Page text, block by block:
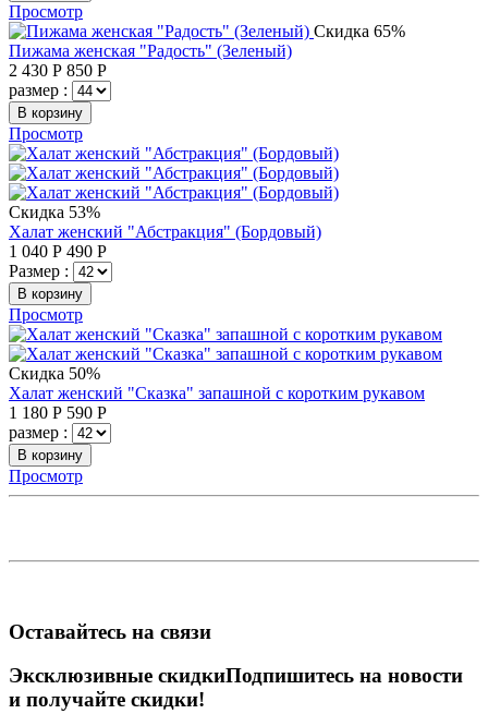
Просмотр
Скидка 65%
Пижама женская "Радость" (Зеленый)
2 430 Р 850 Р
размер :
В корзину
Просмотр
Скидка 53%
Халат женский "Абстракция" (Бордовый)
1 040 Р 490 Р
Размер :
В корзину
Просмотр
Скидка 50%
Халат женский "Сказка" запашной с коротким рукавом
1 180 Р 590 Р
размер :
В корзину
Просмотр
Оставайтесь на связи
Эксклюзивные скидкиПодпишитесь на новости
и получайте скидки!